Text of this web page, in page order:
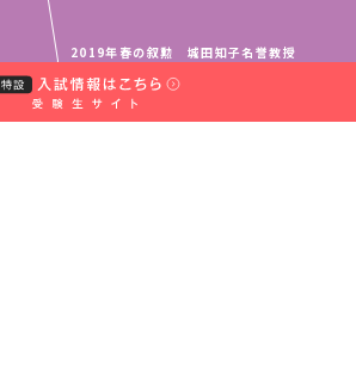
2019年春の叙勲 城田知子名誉教授